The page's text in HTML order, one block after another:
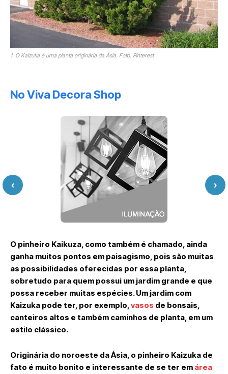
1. O Kaizuka é uma planta originária da Ásia. Foto: Pinterest
No Viva Decora Shop
‹ ›
O pinheiro Kaikuza, como também é chamado, ainda
ganha muitos pontos em paisagismo, pois são muitas
as possibilidades oferecidas por essa planta,
sobretudo para quem possui um jardim grande e que
possa receber muitas espécies. Um jardim com
Kaizuka pode ter, por exemplo,vasos de bonsais,
canteiros altos e também caminhos de planta, em um
estilo clássico.
Originária do noroeste da Ásia, o pinheiro Kaizuka de
fato é muito bonito e interessante de se ter em área